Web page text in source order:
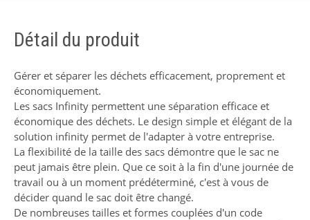
Détail du produit
Gérer et séparer les déchets efficacement, proprement et
économiquement.
Les sacs Infinity permettent une séparation efficace et
économique des déchets. Le design simple et élégant de la
solution infinity permet de l'adapter à votre entreprise.
La flexibilité de la taille des sacs démontre que le sac ne
peut jamais être plein. Que ce soit à la fin d'une journée de
travail ou à un moment prédéterminé, c'est à vous de
décider quand le sac doit être changé.
De nombreuses tailles et formes couplées d'un code